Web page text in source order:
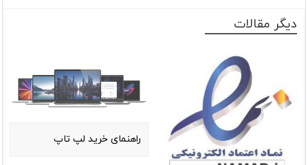
دیگر مقالات
راهنمای خرید لپ تاپ